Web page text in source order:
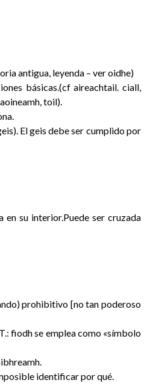
antigua, leyenda – ver oidhe)
básicas.(cf aireachtail. ciall,
toil).
El geis debe ser cumplido por
su interior.Puede ser cruzada
prohibitivo [no tan poderoso
fiodh se emplea como «símbolo
identificar por qué.